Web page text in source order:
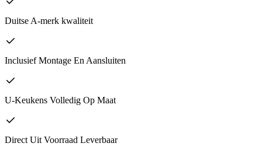
Duitse A-merk kwaliteit
Inclusief Montage En Aansluiten
U-Keukens Volledig Op Maat
Direct Uit Voorraad Leverbaar